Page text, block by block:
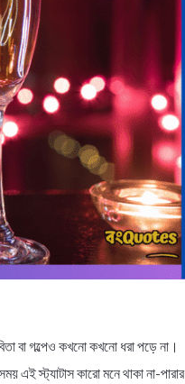
বা গল্পেও কখনো কখনো ধরা পড়ে না।
এই স্ট্যাটাস কারো মনে থাকা না-পারার